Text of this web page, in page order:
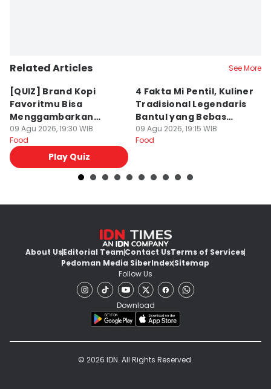
Related Articles See More
[QUIZ] Brand Kopi
Favoritmu Bisa
Menggambarkan
Kepribadianmu Lho!
09 Agu 2026, 19:30 WIB
Food
Play Quiz
4 Fakta Mi Pentil, Kuliner
Tradisional Legendaris
Bantul yang Bebas
Gluten
09 Agu 2026, 19:15 WIB
Food
About UsEditorial TeamContact UsTerms of Services
Pedoman Media SiberIndexSitemap
Follow Us
Download
© 2026 IDN. All Rights Reserved.